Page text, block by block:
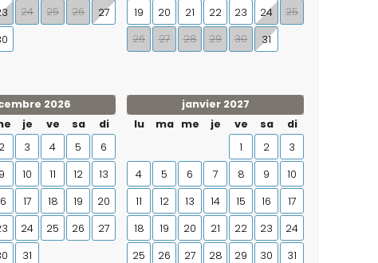
24 25 26
27
19
20 21 22 23 24
25
26
27 28 29 30 31
2026
je ve sa
di
2 3 4 5
6
9 10 11 12
13
17 18 19
20
24 25 26
27
31
janvier 2027
lu
ma me je ve sa
di
1
2
3
4
5 6 7 8 9
10
11
12 13 14 15 16
17
18
19 20 21 22 23
24
25
26 27 28 29 30 31